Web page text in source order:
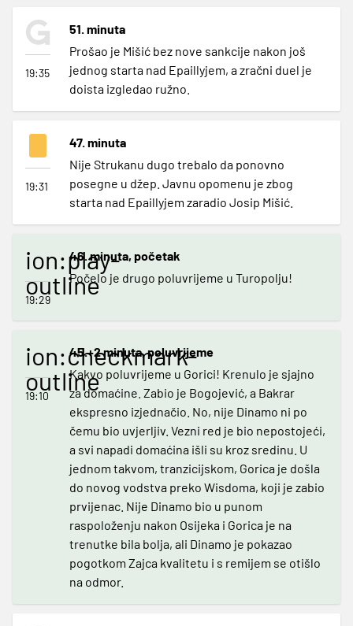
19:35
51. minuta
Prošao je Mišić bez nove sankcije nakon još
jednog starta nad Epaillyjem, a zračni duel je
doista izgledao ružno.
19:31
47. minuta
Nije Strukanu dugo trebalo da ponovno
posegne u džep. Javnu opomenu je zbog
starta nad Epaillyjem zaradio Josip Mišić.
ion:play-
outline
19:29
46. minuta, početak
Počelo je drugo poluvrijeme u Turopolju!
ion:checkmark-
outline
19:10
45.+2 minuta, poluvrijeme
Kakvo poluvrijeme u Gorici! Krenulo je sjajno
za domaćine. Zabio je Bogojević, a Bakrar
ekspresno izjednačio. No, nije Dinamo ni po
čemu bio uvjerljiv. Vezni red je bio nepostojeći,
a svi napadi domaćina išli su kroz sredinu. U
jednom takvom, tranzicijskom, Gorica je došla
do novog vodstva preko Wisdoma, koji je zabio
prvijenac. Nije Dinamo bio u punom
raspoloženju nakon Osijeka i Gorica je na
trenutke bila bolja, ali Dinamo je pokazao
pogotkom Zajca kvalitetu i s remijem se otišlo
na odmor.